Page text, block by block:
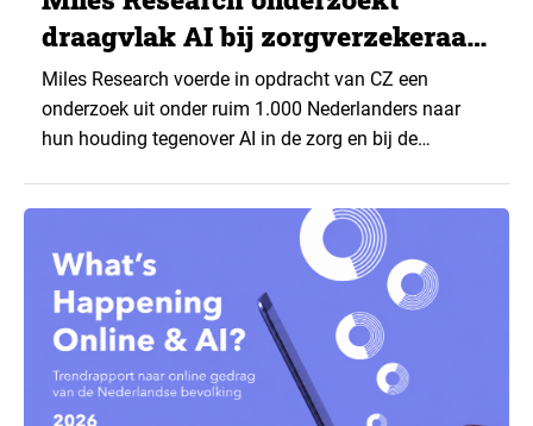
draagvlak AI bij zorgverzekeraar
CZ
Miles Research voerde in opdracht van CZ een
onderzoek uit onder ruim 1.000 Nederlanders naar
hun houding tegenover AI in de zorg en bij de
toepassingen, en waar trekken zij een grens? Dit
artikel is aangeleverd door kennispartner Miles
Research. ▼ De uitkomsten zijn…